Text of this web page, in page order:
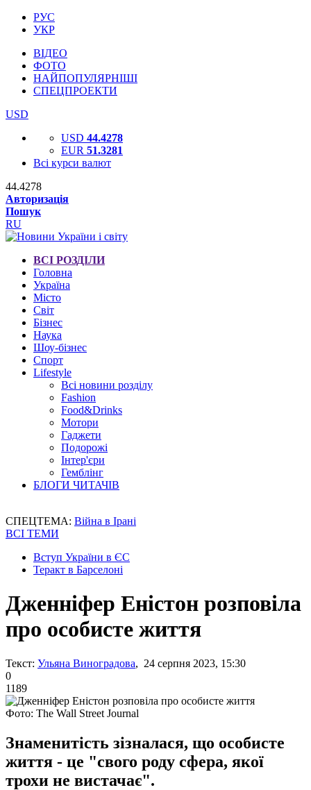
РУС
УКР
ВІДЕО
ФОТО
НАЙПОПУЛЯРНІШІ
СПЕЦПРОЕКТИ
USD
USD 44.4278
EUR 51.3281
Всі курси валют
44.4278
Авторизація
Пошук
RU
ВСІ РОЗДІЛИ
Головна
Україна
Місто
Світ
Бізнес
Наука
Шоу-бізнес
Спорт
Lifestyle
Всі новини розділу
Fashion
Food&Drinks
Мотори
Гаджети
Подорожі
Інтер'єри
Гемблінг
БЛОГИ ЧИТАЧІВ
СПЕЦТЕМА: Війна в Ірані
ВСІ ТЕМИ
Вступ України в ЄС
Теракт в Барселоні
Дженніфер Еністон розповіла
про особисте життя
Текст: Ульяна Виноградова, 24 серпня 2023, 15:30
0
1189
Фото: The Wall Street Journal
Знаменитість зізналася, що особисте
життя - це "свого роду сфера, якої
трохи не вистачає".